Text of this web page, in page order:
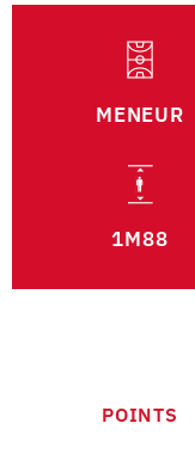
MENEUR
1M88
POINTS